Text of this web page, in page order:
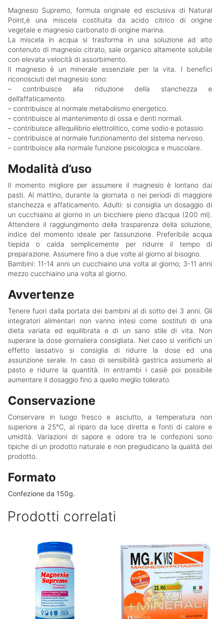
Magnesio Supremo, formula originale ed esclusiva di Natural
Point,è una miscela costituita da acido citrico di origine
vegetale e magnesio carbonato di origine marina.
La miscela in acqua si trasforma in una soluzione ad alto
contenuto di magnesio citrato, sale organico altamente solubile
con elevata velocità di assorbimento.
Il magnesio è un minerale essenziale per la vita. I benefici
riconosciuti del magnesio sono:
– contribuisce alla riduzione della stanchezza e
dell’affaticamento.
– contribuisce al normale metabolismo energetico.
– contribuisce al mantenimento di ossa e denti normali.
– contribuisce all’equilibrio elettrolitico, come sodio e potassio.
– contribuisce al normale funzionamento del sistema nervoso.
– contribuisce alla normale funzione psicologica e muscolare.
Modalità d’uso
Il momento migliore per assumere il magnesio è lontano dai
pasti. Al mattino, durante la giornata o nei periodi di maggiore
stanchezza e affaticamento. Adulti: si consiglia un dosaggio di
un cucchiaino al giorno in un bicchiere pieno d’acqua (200 ml).
Attendere il raggiungimento della trasparenza della soluzione,
indice del momento ideale per l’assunzione. Preferibile acqua
tiepida o calda semplicemente per ridurre il tempo di
preparazione. Assumere fino a due volte al giorno al bisogno.
Bambini: 11-14 anni un cucchiaino una volta al giorno; 3-11 anni
mezzo cucchiaino una volta al giorno.
Avvertenze
Tenere fuori dalla portata dei bambini al di sotto dei 3 anni. Gli
integratori alimentari non vanno intesi come sostituti di una
dieta variata ed equilibrata e di un sano stile di vita. Non
superare la dose giornaliera consigliata. Nel caso si verifichi un
effetto lassativo si consiglia di ridurre la dose ed una
assunzione serale. In caso di sensibilità gastrica assumerlo al
pasto e ridurre la quantità. In entrambi i casiè poi possibile
aumentare il dosaggio fino a quello meglio tollerato.
Conservazione
Conservare in luogo fresco e asciutto, a temperatura non
superiore a 25°C, al riparo da luce diretta e fonti di calore e
umidità. Variazioni di sapore e odore tra le confezioni sono
tipiche di un prodotto naturale e non pregiudicano la qualità del
prodotto.
Formato
Confezione da 150g.
Prodotti correlati